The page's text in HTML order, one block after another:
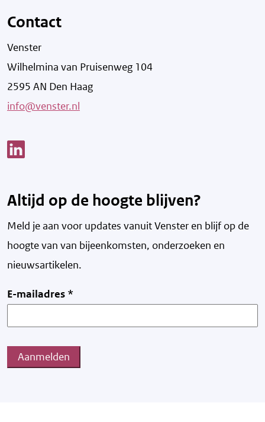
Contact
Venster
Wilhelmina van Pruisenweg 104
2595 AN Den Haag
info@venster.nl
Altijd op de hoogte blijven?
Meld je aan voor updates vanuit Venster en blijf op de
hoogte van van bijeenkomsten, onderzoeken en
nieuwsartikelen.
E-mailadres *
Aanmelden